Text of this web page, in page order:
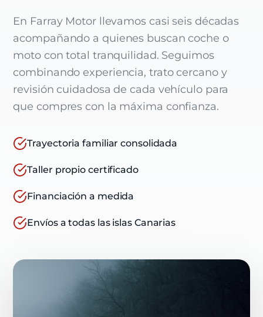
En Farray Motor llevamos casi seis décadas
acompañando a quienes buscan coche o
moto con total tranquilidad. Seguimos
combinando experiencia, trato cercano y
revisión cuidadosa de cada vehículo para
que compres con la máxima confianza.
Trayectoria familiar consolidada
Taller propio certificado
Financiación a medida
Envíos a todas las islas Canarias